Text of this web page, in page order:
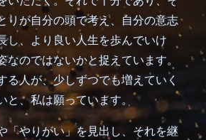
りが自分の頭で考え、自分の意志
し、より良い人生を歩んでいけ
なのではないかと捉えています。
る人が、少しずつでも増えていく
、私は願っています。
「やりがい」を見出し、それを継